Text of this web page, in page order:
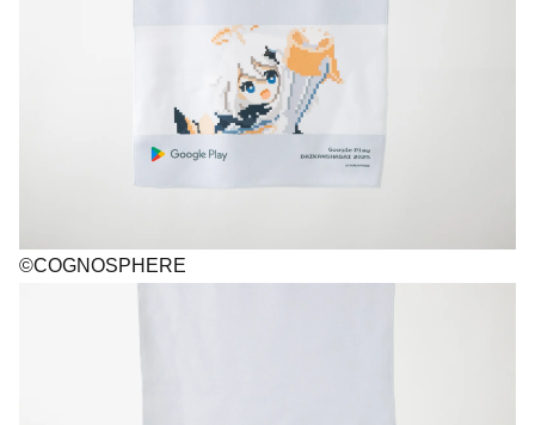
©COGNOSPHERE